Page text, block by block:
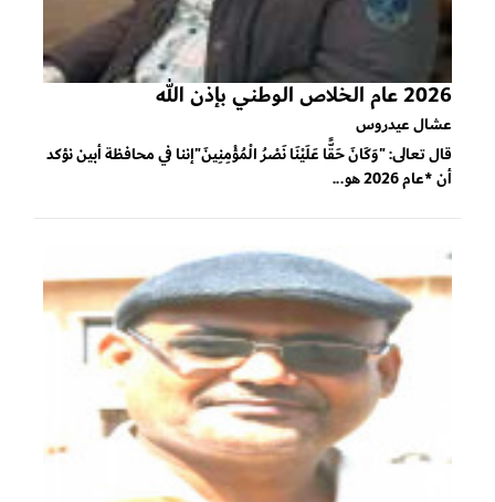
2026 عام الخلاص الوطني بإذن الله
عشال عيدروس
قال تعالى: "وَكَانَ حَقًّا عَلَيْنَا نَصْرُ الْمُؤْمِنِينَ"إننا في محافظة أبين نؤكد
أن *عام 2026 هو...